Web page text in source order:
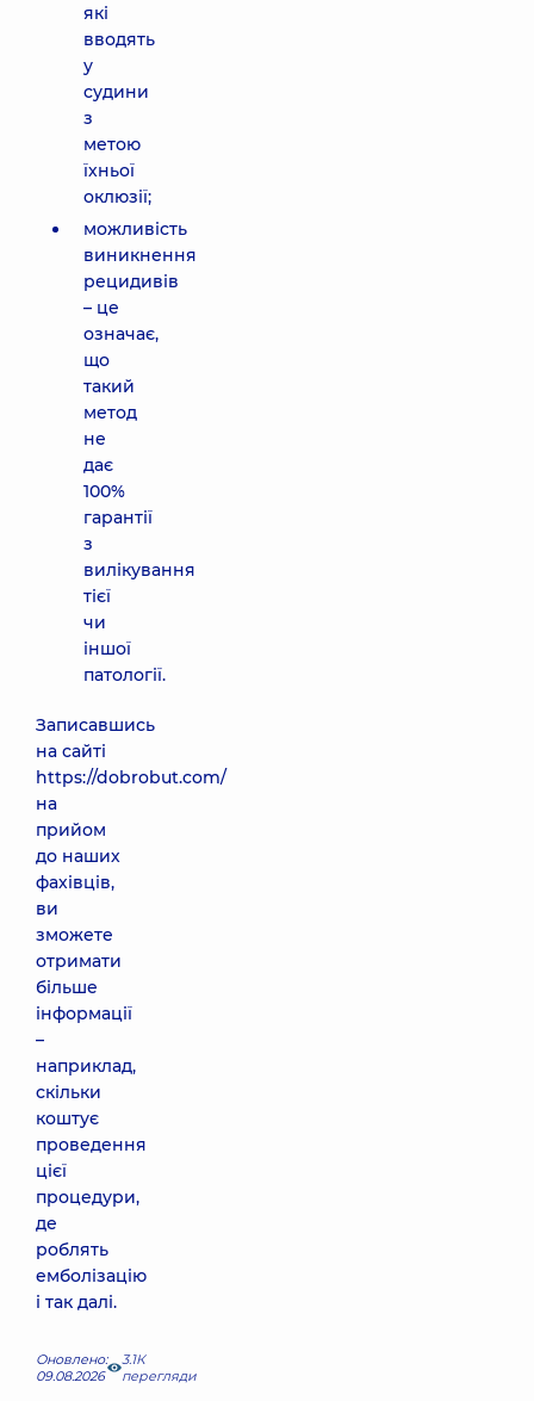
які
вводять
у
судини
з
метою
їхньої
оклюзії;
можливість
виникнення
рецидивів
– це
означає,
що
такий
метод
не
дає
100%
гарантії
з
вилікування
тієї
чи
іншої
патології.
Записавшись
на сайті
https://dobrobut.com/
на
прийом
до наших
фахівців,
ви
зможете
отримати
більше
інформації
–
наприклад,
скільки
коштує
проведення
цієї
процедури,
де
роблять
емболізацію
і так далі.
Оновлено:
09.08.2026
3.1К
перегляди